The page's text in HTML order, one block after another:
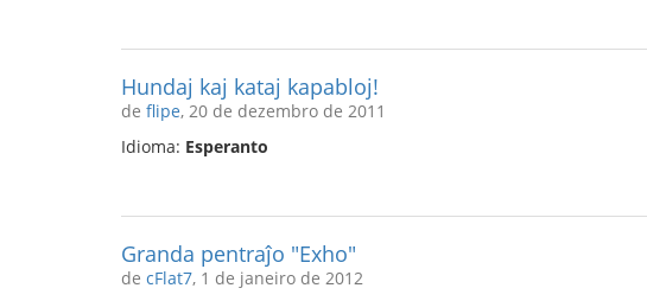
Hundaj kaj kataj kapabloj!
de flipe, 20 de dezembro de 2011
Idioma: Esperanto
Granda pentraĵo "Exho"
de cFlat7, 1 de janeiro de 2012